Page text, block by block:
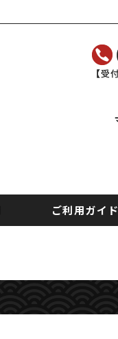
ご利用ガイド